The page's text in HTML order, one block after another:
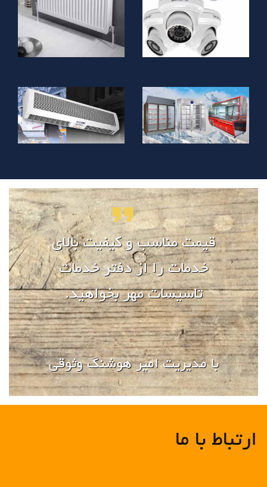
قیمت مناسب و کیفیت بالای
خدمات را از دفتر خدمات
تاسیسات مهر بخواهید.
با مدیریت امير هوشنگ وثوقي
ارتباط با ما